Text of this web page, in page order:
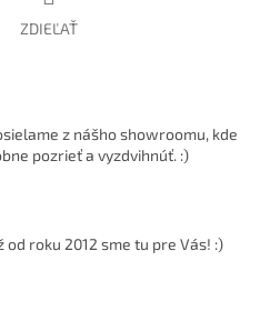
ZDIEĽAŤ
z nášho showroomu, kde
pozrieť a vyzdvihnúť. :)
od roku 2012 sme tu pre Vás! :)